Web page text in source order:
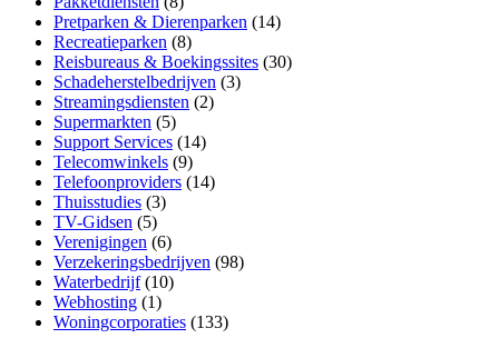
Pretparken & Dierenparken (14)
Recreatieparken (8)
Reisbureaus & Boekingssites (30)
Schadeherstelbedrijven (3)
Streamingsdiensten (2)
Supermarkten (5)
Support Services (14)
Telecomwinkels (9)
Telefoonproviders (14)
Thuisstudies (3)
TV-Gidsen (5)
Verenigingen (6)
Verzekeringsbedrijven (98)
Waterbedrijf(10)
Webhosting (1)
Woningcorporaties (133)